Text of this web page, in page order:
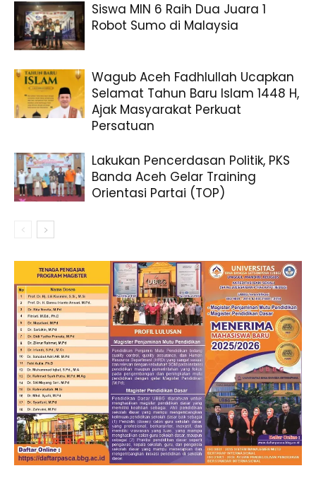
Siswa MIN 6 Raih Dua Juara 1
Robot Sumo di Malaysia
Wagub Aceh Fadhlullah Ucapkan
Selamat Tahun Baru Islam 1448 H,
Ajak Masyarakat Perkuat
Persatuan
Lakukan Pencerdasan Politik, PKS
Banda Aceh Gelar Training
Orientasi Partai (TOP)